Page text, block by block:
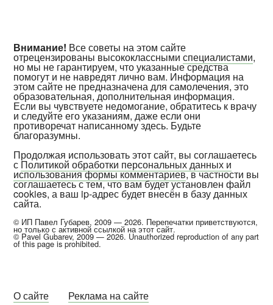
Внимание! Все советы на этом сайте
отрецензированы высококласснымиспециалистами,
но мы не гарантируем, что указанные средства
помогут и не навредят лично вам. Информация на
этом сайте не предназначена для самолечения, это
образовательная, дополнительная информация.
Если вы чувствуете недомогание, обратитесь к врачу
и следуйте его указаниям, даже если они
противоречат написанному здесь. Будьте
благоразумны.
Продолжая использовать этот сайт, вы соглашаетесь
с Политикой обработки персональных данных и
использования формы комментариев, в частности вы
соглашаетесь с тем, что вам будет установлен файл
cookies, а ваш ip-адрес будет внесён в базу данных
сайта.
© ИП Павел Губарев, 2009 — 2026. Перепечатки приветствуются,
но только с активной ссылкой на этот сайт.
© Pavel Gubarev, 2009 — 2026. Unauthorized reproduction of any part
of this page is prohibited.
О сайте Реклама на сайте